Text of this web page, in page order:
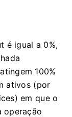
é igual a 0%,
100%
ativos (por
em que o
operação